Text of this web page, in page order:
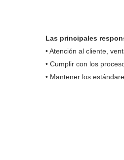
Las principales
• Atención al cliente,
• Cumplir con los
• Mantener los